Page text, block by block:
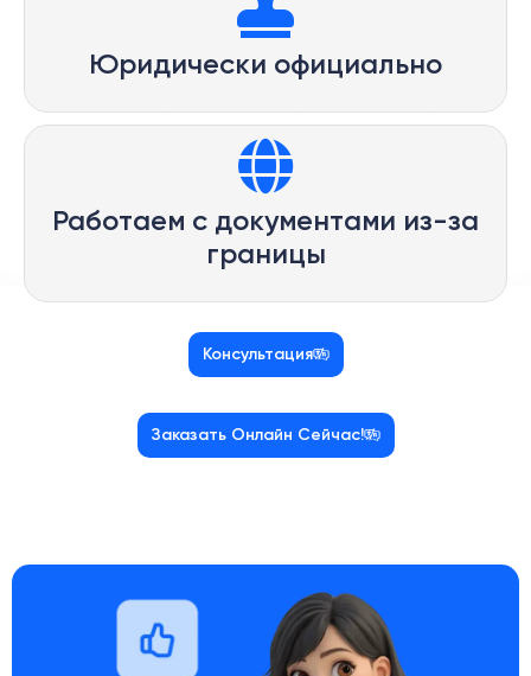
Юридически официально
Работаем с документами из-за
границы
Консультация
Заказать Онлайн Сейчас!